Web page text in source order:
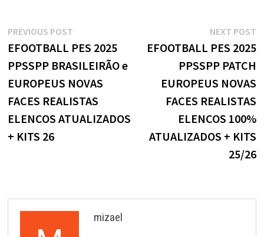
Navegação
de
Post
PREVIOUS POSTPrevious
post:
EFOOTBALL PES 2025
PPSSPP BRASILEIRÃO e
EUROPEUS NOVAS
FACES REALISTAS
ELENCOS ATUALIZADOS
+ KITS 26
NEXT POST
EFOOTBALL PES 2025
PPSSPP PATCH
EUROPEUS NOVAS
FACES REALISTAS
ELENCOS 100%
ATUALIZADOS + KITS
25/26
mizael